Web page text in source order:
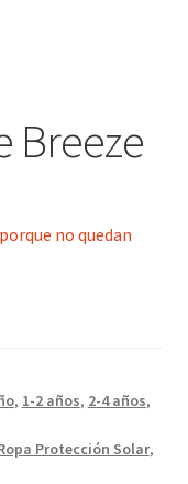
Breeze
no quedan
, 1-2 años, 2-4 años,
Protección Solar,